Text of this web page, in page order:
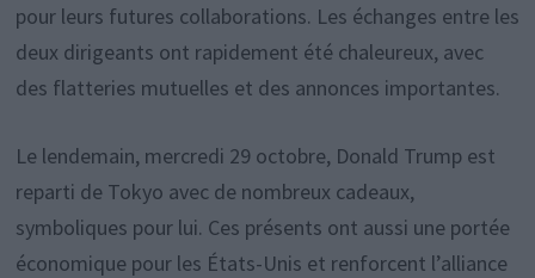
pour leurs futures collaborations. Les échanges entre les
deux dirigeants ont rapidement été chaleureux, avec
des flatteries mutuelles et des annonces importantes.
Le lendemain, mercredi 29 octobre, Donald Trump est
reparti de Tokyo avec de nombreux cadeaux,
symboliques pour lui. Ces présents ont aussi une portée
économique pour les États-Unis et renforcent l’alliance